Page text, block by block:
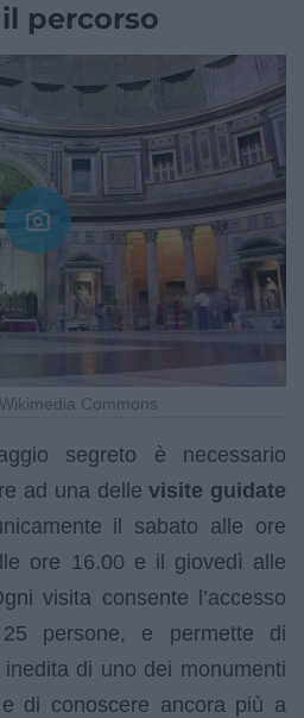
percorso
Commons
segreto è necessario
ad una delle visite guidate
il sabato alle ore
ore 16.00 e il giovedì alle
visita consente l’accesso
persone, e permette di
di uno dei monumenti
di conoscere ancora più a